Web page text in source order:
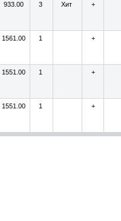
933.00 3 Хит +
1561.00 1 +
1551.00 1 +
1551.00 1 +